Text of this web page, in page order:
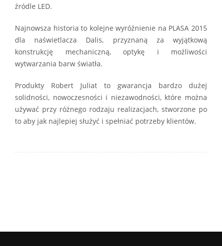
źródle LED.
Najnowsza historia to kolejne wyróżnienie na PLASA 2015
dla naświetlacza Dalis, przyznaną za wyjątkową
konstrukcję mechaniczną, optykę i możliwości
wytwarzania barw światła.
Produkty Robert Juliat to gwarancja bardzo dużej
solidności, nowoczesności i niezawodności, które można
używać przy różnego rodzaju realizacjach, stworzone po
to aby jak najlepiej służyć i spełniać potrzeby klientów.